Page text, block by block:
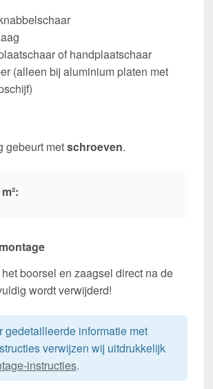
of handplaatschaar
(alleen bij aluminium platen met
gebeurt metschroeven.
boorsel en zaagsel direct na de
wordt verwijderd!
gedetailleerde informatie met
verwijzen wij uitdrukkelijk
instructies.